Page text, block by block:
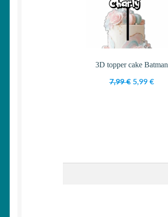
3D topper cake Batman
7,99€ Le
5,99 €Le